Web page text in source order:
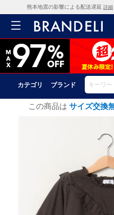
熊本地震の影響による配送遅延 詳細
カテゴリ ブランド
この商品は サイズ交換